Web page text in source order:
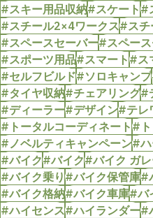
#スキー用品収納#スケート#
#スチール2×4ワークス#スチ
#スペースセーバー#スペー
#スポーツ用品#スマート#ス
#セルフビルド#ソロキャンプ
#タイヤ収納#チェアリング#
#ディーラー#デザイン#テレ
#トータルコーディネート#ト
#ノベルティキャンペーン#ハ
#バイク#バイク#バイク ガ
#バイク乗り#バイク保管庫#
#バイク格納#バイク車庫#バ
#ハイセンス#ハイランダー#